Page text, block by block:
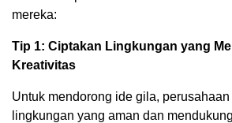
mereka:
Tip 1: Ciptakan Lingkungan yang
Kreativitas
Untuk mendorong ide gila,
lingkungan yang aman dan